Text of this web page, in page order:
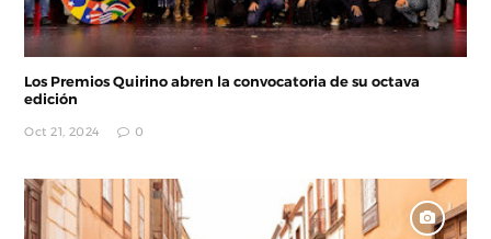
Los Premios Quirino abren la convocatoria de su octava
edición
Oct 21, 2024 0